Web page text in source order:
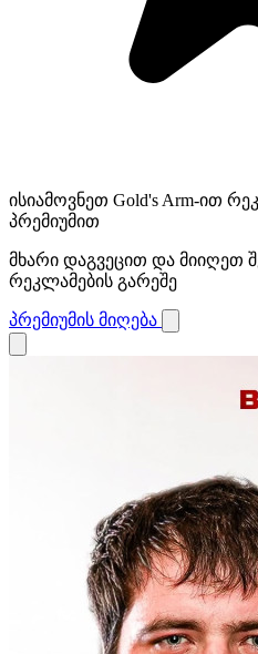
ისიამოვნეთ Gold's Arm-ით
პრემიუმით
მხარი დაგვეცით და მიიღეთ
რეკლამების გარეშე
პრემიუმის მიღება